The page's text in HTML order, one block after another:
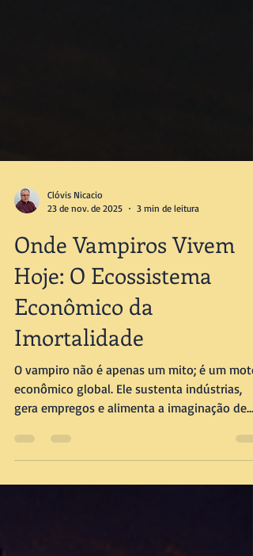
Clóvis Nicacio
23 de nov. de 2025
3 min de leitura
Onde Vampiros Vivem
Hoje: O Ecossistema
Econômico da
Imortalidade
O vampiro não é apenas um mito; é um
econômico global. Ele sustenta indústrias,